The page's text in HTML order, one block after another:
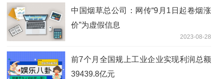
中国烟草总公司：网传“9月1日起卷烟涨
价”为虚假信息
2023-08-28
前7个月全国规上工业企业实现利润总额
39439.8亿元